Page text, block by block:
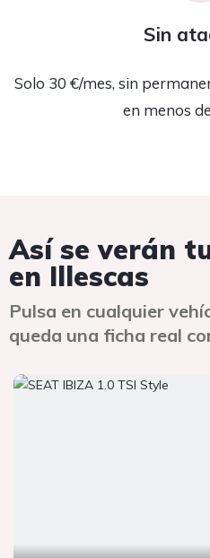
Sin
Solo 30 €/mes, sin
en menos
Así se verán
en Illescas
Pulsa en cualquier
queda una ficha real